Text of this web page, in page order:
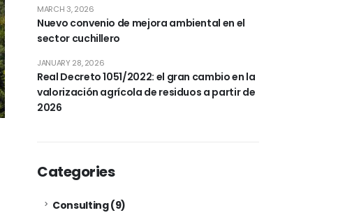
Nuevo convenio de mejora ambiental en el
sector cuchillero
MARCH 3, 2026
Real Decreto 1051/2022: el gran cambio en la
valorización agrícola de residuos a partir de
2026
JANUARY 28, 2026
Categories
Consulting(9)